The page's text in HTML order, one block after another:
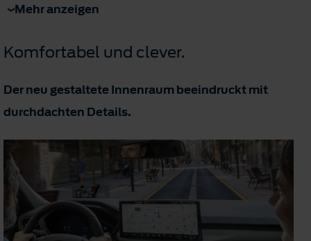
Mehr anzeigen
Komfortabel und clever.
Der neu gestaltete Innenraum beeindruckt mit
durchdachten Details.